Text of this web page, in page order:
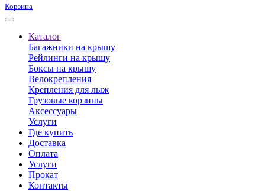
Корзина
Каталог
Багажники на крышу
Рейлинги на крышу
Боксы на крышу
Велокрепления
Крепления для лыж
Грузовые корзины
Аксессуары
Услуги
Где купить
Доставка
Оплата
Услуги
Прокат
Контакты